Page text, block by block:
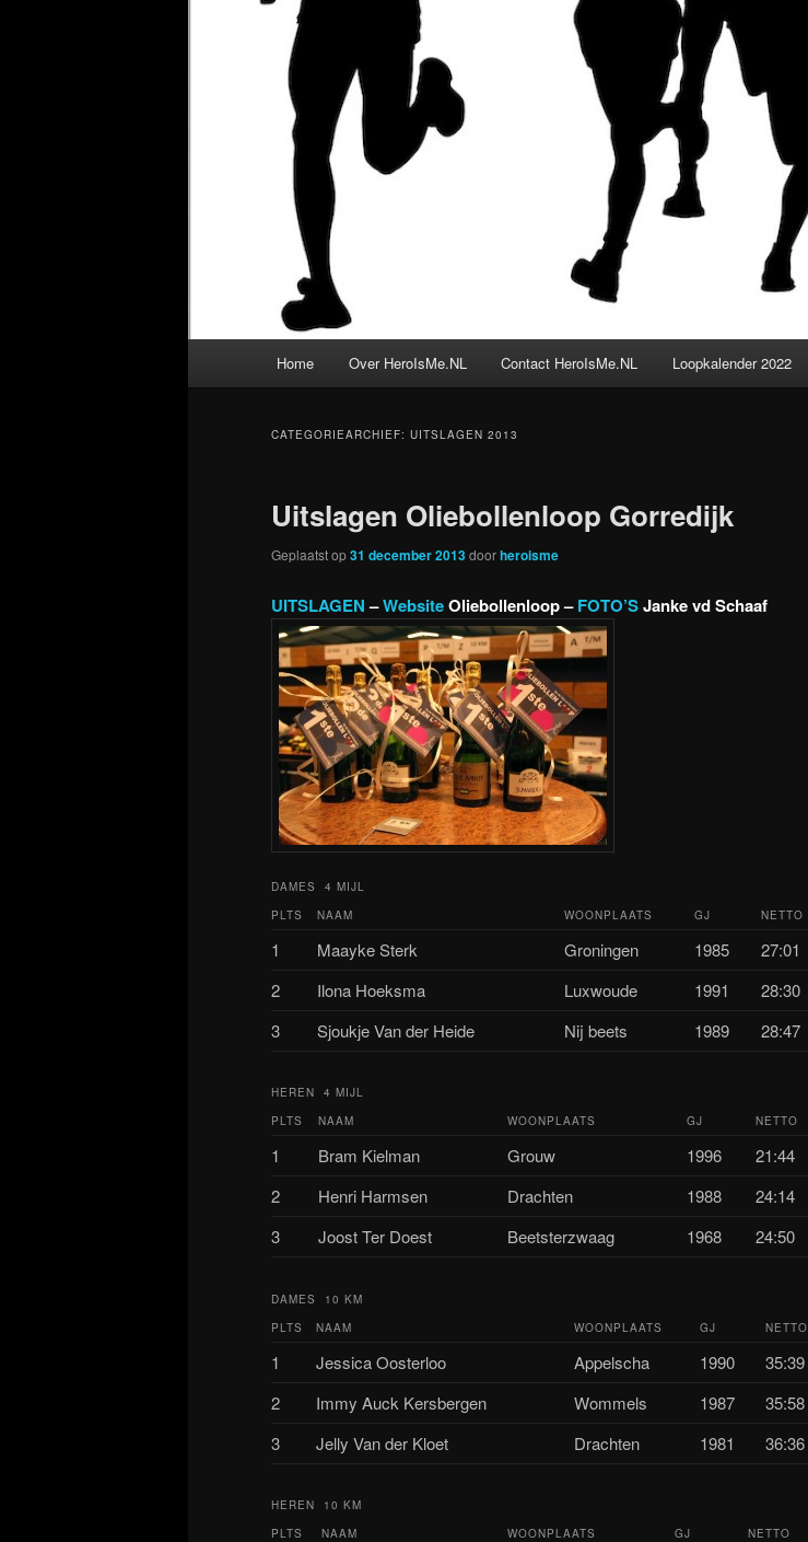
Home Over HeroIsMe.NL Contact HeroIsMe.NL Loopkalender 2022
CATEGORIEARCHIEF: UITSLAGEN 2013
Uitslagen Oliebollenloop Gorredijk
Geplaatst op31 december 2013doorheroisme
UITSLAGEN–WebsiteOliebollenloop –FOTO’SJanke vd Schaaf
DAMES 4 MIJL
PLTS
NAAM WOONPLAATS GJ NETTO
1 Maayke Sterk Groningen 1985 27:01
2
Ilona Hoeksma Luxwoude 1991 28:30
3
Sjoukje Van der Heide Nij beets 1989 28:47
HEREN 4 MIJL
PLTS
NAAM WOONPLAATS GJ NETTO
1 Bram Kielman Grouw 1996 21:44
2
Henri Harmsen Drachten 1988 24:14
3
Joost Ter Doest Beetsterzwaag 1968 24:50
DAMES 10 KM
PLTS
NAAM WOONPLAATS GJ NETTO
1 Jessica Oosterloo Appelscha 1990 35:39
2
Immy Auck Kersbergen Wommels 1987 35:58
3
Jelly Van der Kloet Drachten 1981 36:36
HEREN 10 KM
PLTS
NAAM WOONPLAATS GJ NETTO